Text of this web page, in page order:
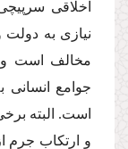
اخلاقى
نیازى به دولت
مخالف است و
جوامع انسانى
است. البته
و ارتكاب جرم